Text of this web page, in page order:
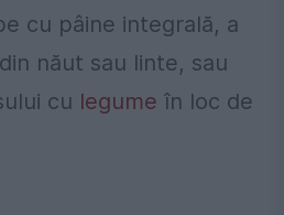
cu pâine integrală, a
năut sau linte, sau
cu legume în loc de